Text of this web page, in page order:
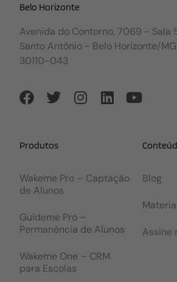
Belo Horizonte
Avenida do Contorno, 7069 - Sala
Santo Antônio - Belo Horizonte/
30110-043
Produtos
Wakeme Pro – Captação
de Alunos
Guideme Pro –
Permanência de Alunos
Wakeme One – CRM
para Escolas
Blog
Assine